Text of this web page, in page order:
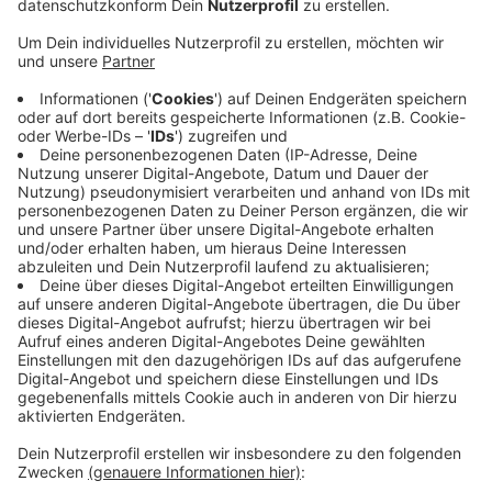
(Update)
Der Rohrbruch in Aachen an der Turmstraße in der
nötig gemacht.
Laut der Regionetz hat es einen Längsriss in einer
Versorgungsleitung gegeben und es musste ein sieben
Meter großes Loch ausgeschachtet werden.
Die Techniker des Netzbetreibers gehen aber davon
aus, dass die 12 betroffenen Haushalte noch am
Mittwoch wieder über fließendes Wasser verfügen
können.
Bei einem weiteren Rohrbruch in der Nacht in der
Kruppstraße ist der Schaden schnell behoben worden.